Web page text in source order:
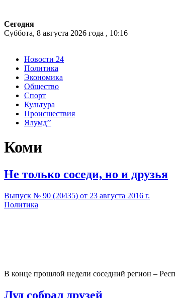
Сегодня
Суббота, 8 августа 2026 года , 10:16
Новости 24
Политика
Экономика
Общество
Спорт
Культура
Происшествия
Ялумд’’
Коми
Не только соседи, но и друзья
Выпуск № 90 (20435) от 23 августа 2016 г.
Политика
В конце прошлой недели соседний регион –
Луд собрал друзей